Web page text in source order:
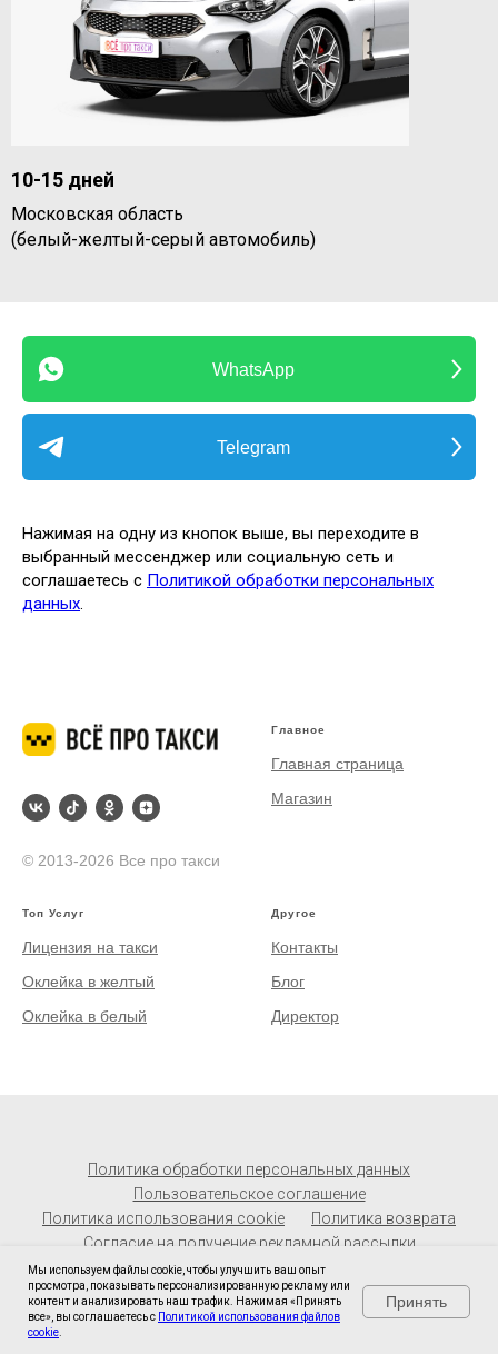
Главная
10-15 дней
Московская область
(белый-желтый-серый автомобиль)
WhatsApp
Telegram
Нажимая на одну из кнопок выше, вы переходите в
выбранный мессенджер или социальную сеть и
соглашаетесь с Политикой обработки персональных
данных.
© 2013-2026 Все про такси
Главное
Главная страница
Магазин
Топ Услуг
Лицензия на такси
Оклейка в желтый
Оклейка в белый
Другое
Контакты
Блог
Директор
Политика обработки персональных данных
Пользовательское соглашение
Политика использования cookie
Политика возврата
Согласие на получение рекламной рассылки
Мы используем файлы cookie, чтобы улучшить ваш опыт
просмотра, показывать персонализированную рекламу или
контент и анализировать наш трафик. Нажимая «Принять
все», вы соглашаетесь с Политикой использования файлов
cookie
Принять